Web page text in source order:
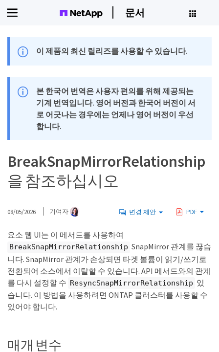
문서
이 제품의 최신 릴리즈를 사용할 수 있습니다.
본 한국어 번역은 사용자 편의를 위해 제공되는
기계 번역입니다. 영어 버전과 한국어 버전이 서
로 어긋나는 경우에는 언제나 영어 버전이 우선
합니다.
BreakSnapMirrorRelationship
을 참조하십시오
08/05/2026 기여자 변경 제안 PDF
요소 웹 UI는 이 메서드를 사용하여
BreakSnapMirrorRelationship SnapMirror 관계를 끊습
니다. SnapMirror 관계가 손상되면 타겟 볼륨이 읽기/쓰기로
전환되어 소스에서 이탈할 수 있습니다. API 메서드와의 관계
를 다시 설정할 수 ResyncSnapMirrorRelationship 있
습니다. 이 방법을 사용하려면 ONTAP 클러스터를 사용할 수
있어야 합니다.
매개 변수